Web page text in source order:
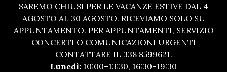
SAREMO CHIUSI PER LE VACANZE ESTIVE DAL 4
AGOSTO AL 30 AGOSTO. RICEVIAMO SOLO SU
APPUNTAMENTO. PER APPUNTAMENTI, SERVIZIO
CONCERTI O COMUNICAZIONI URGENTI
CONTATTARE IL 338 8599621.
Lunedì: 10:00–13:30, 16:30–19:30